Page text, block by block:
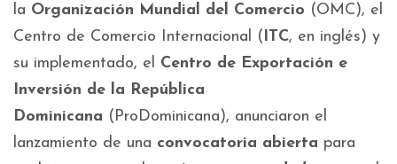
la Organización Mundial del Comercio (OMC), el
Centro de Comercio Internacional ( ITC, en inglés) y
su implementado, el Centro de Exportación e
Inversión de la República
Dominicana (ProDominicana), anunciaron el
lanzamiento de una convocatoria abierta para